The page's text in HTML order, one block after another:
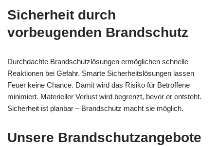
Sicherheit durch
vorbeugenden Brandschutz
Durchdachte Brandschutzlösungen ermöglichen schnelle
Reaktionen bei Gefahr. Smarte Sicherheitslösungen lassen
Feuer keine Chance. Damit wird das Risiko für Betroffene
minimiert. Materieller Verlust wird begrenzt, bevor er entsteht.
Sicherheit ist planbar – Brandschutz macht sie möglich.
Unsere Brandschutzangebote